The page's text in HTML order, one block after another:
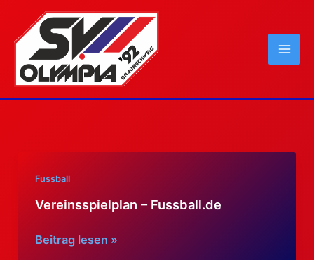
Inhalt
springen
Fussball
Vereinsspielplan – Fussball.de
Vereinsspielplan
Beitrag lesen »